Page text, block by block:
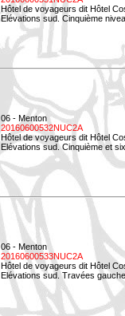
Hôtel de voyageurs dit Hôtel
Elévations sud. Cinquième
06 - Menton
20160600532NUC2A
Hôtel de voyageurs dit Hôtel
Elévations sud. Cinquième et
06 - Menton
20160600533NUC2A
Hôtel de voyageurs dit Hôtel
Elévations sud. Travées